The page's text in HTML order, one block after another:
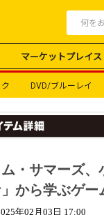
マーケットプレイス
DVD/ブルーレイ
・サマーズ、
」から学ぶゲ
年02月03日 17:00